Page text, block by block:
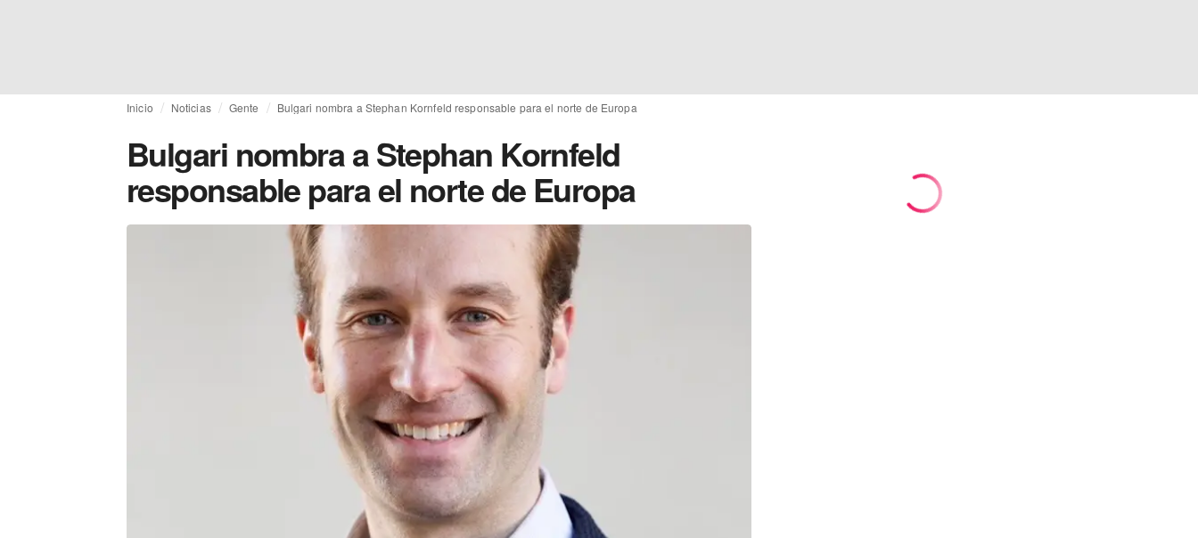
Inicio Noticias Gente Bulgari nombra a Stephan Kornfeld responsable para el norte de Europa
Bulgari nombra a Stephan Kornfeld
responsable para el norte de Europa